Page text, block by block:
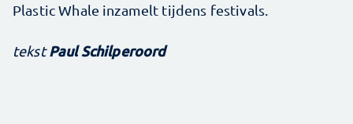
Plastic Whale inzamelt tijdens festivals.
tekstPaul Schilperoord